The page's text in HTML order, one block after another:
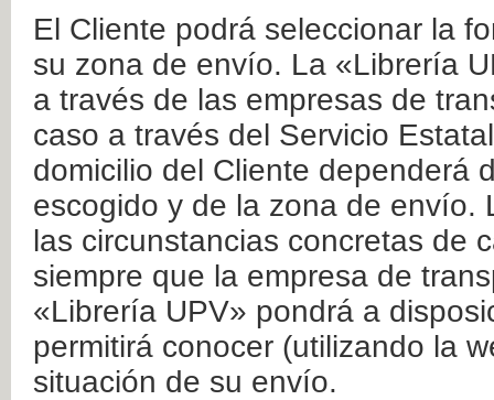
El Cliente podrá seleccionar la
su zona de envío. La «Librería
a través de las empresas de
caso a través del Servicio
domicilio del Cliente dependerá
escogido y de la zona de envío.
las circunstancias concretas de
siempre que la empresa de
«Librería UPV» pondrá a
permitirá conocer (utilizando la
situación de su envío.